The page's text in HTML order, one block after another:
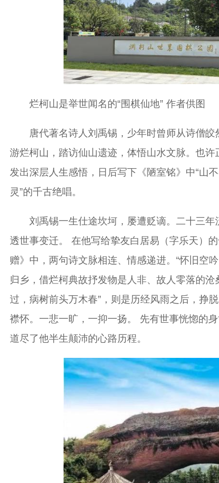
烂柯山是举世闻名的“围棋仙地” 作者供图
唐代著名诗人刘禹锡，少年时曾师从诗僧皎
游烂柯山，踏访仙山遗迹，体悟山水文脉。也
发出深层人生感悟，日后写下《陋室铭》中“山
灵”的千古绝唱。
刘禹锡一生仕途坎坷，屡遭贬谪。二十三年
透世事变迁。 在他写给挚友白居易（字乐天）
赠》中，两句诗文脉相连、情感递进。“怀旧空
归乡，借烂柯典故抒发物是人非、故人零落的
过，病树前头万木春”，则是历经风雨之后，挣
襟怀。一悲一旷，一抑一扬。 先有世事恍惚的
道尽了他半生颠沛的心路历程。